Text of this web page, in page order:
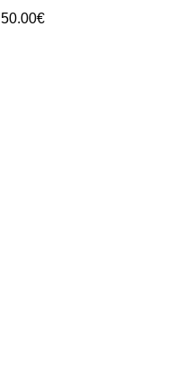
40.00€
50.00€Intervalo